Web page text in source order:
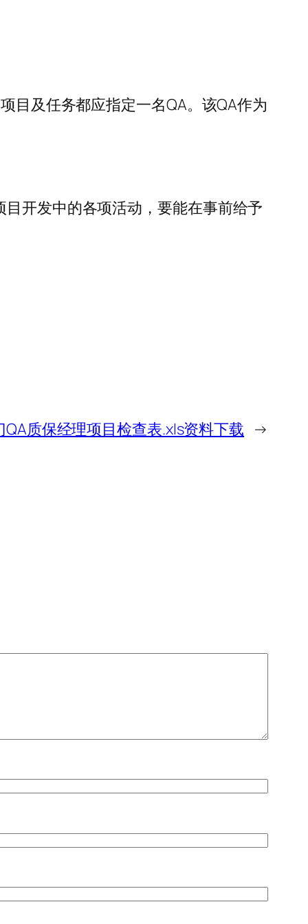
目及任务都应指定一名QA。该QA作为
开发中的各项活动，要能在事前给予
QA质保经理项目检查表.xls资料下载 →